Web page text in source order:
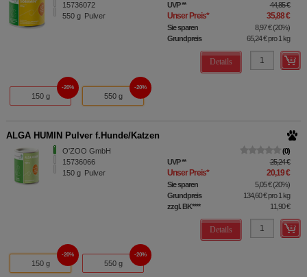
15736072
550 g Pulver
UVP** 44,85 €
Unser Preis* 35,88 €
Sie sparen 8,97 €(20%)
Grundpreis
65,24 €pro 1 kg
Details
150 g
20%
550 g
20%
ALGA HUMIN Pulver f.Hunde/Katzen
O'ZOO GmbH
15736066
150 g Pulver
0
UVP** 25,24 €
Unser Preis* 20,19 €
Sie sparen 5,05 €(20%)
Grundpreis
134,60 €pro 1 kg
zzgl. BK**** 11,90 €
Details
150 g
20%
550 g
20%